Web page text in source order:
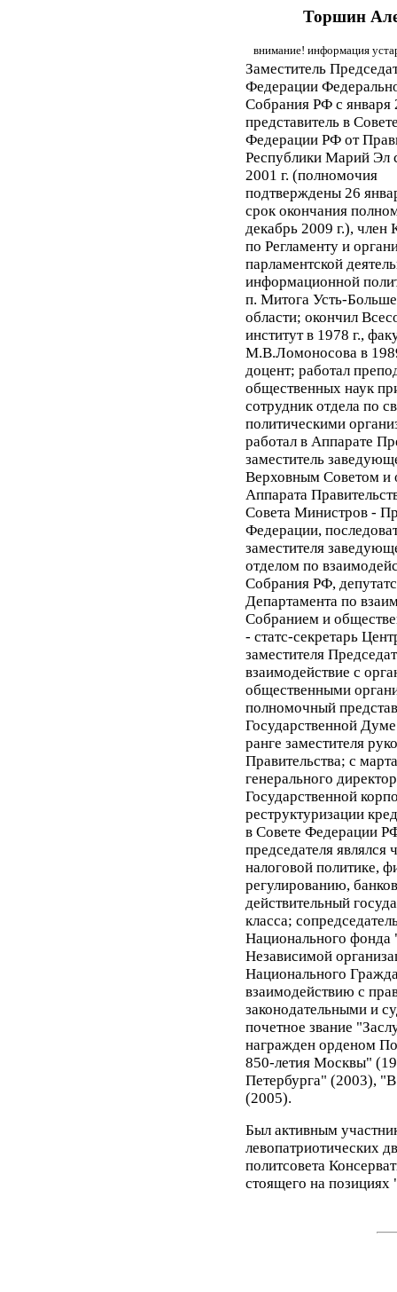
Торшин
внимание! информация
Заместитель
Федерации
Собрания РФ с января
представитель в
Федерации РФ от
Республики Марий Эл
2001 г. (полномочия
подтверждены 26
срок окончания
декабрь 2009 г.), член
по Регламенту и
парламентской
информационной
п. Митога Усть-
области; окончил
институт в 1978 г.,
М.В.Ломоносова в
доцент; работал
общественных наук
сотрудник отдела по
политическими
работал в Аппарате
заместитель
Верховным Советом и
Аппарата
Совета Министров -
Федерации,
заместителя
отделом по
Собрания РФ,
Департамента по
Собранием и
- статс-секретарь
заместителя
взаимодействие с
общественными
полномочный
Государственной
ранге заместителя
Правительства; с
генерального
Государственной
реструктуризации
в Совете Федерации
председателя
налоговой политике,
регулированию,
действительный
класса;
Национального фонда
Независимой
Национального
взаимодействию с
законодательными и
почетное звание
награжден орденом
850-летия Москвы"
Петербурга" (2003),
(2005).
Был активным
левопатриотических
политсовета
стоящего на позициях